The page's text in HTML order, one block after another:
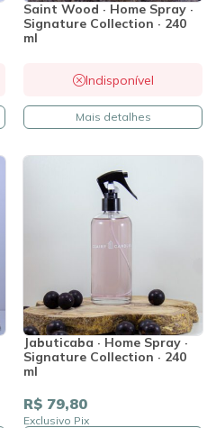
Saint Wood · Home Spray ·
Signature Collection · 240
ml
Indisponível
Mais detalhes
Jabuticaba · Home Spray ·
Signature Collection · 240
ml
R$ 79,80
Exclusivo Pix